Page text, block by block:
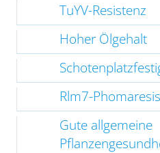
TuYV-Resistenz
Hoher Ölgehalt
Rlm7-
Gute allgemeine